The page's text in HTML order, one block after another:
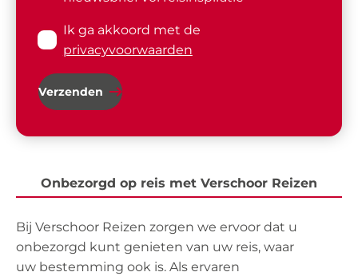
Ik ga akkoord met de
privacyvoorwaarden
Verzenden
Onbezorgd op reis met Verschoor Reizen
Bij Verschoor Reizen zorgen we ervoor dat u
onbezorgd kunt genieten van uw reis, waar
uw bestemming ook is. Als ervaren